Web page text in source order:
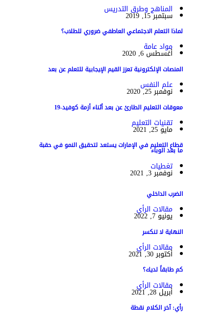
المناهج وطرق التدريس
سبتمبر 15, 2019
لماذا التعلم الاجتماعي العاطفي ضروري للطلاب؟
مواد عامة
أغسطس 6, 2020
المنصات الإلكترونية تعزز القيم الإيجابية للتعلم عن بعد
علم النفس
نوفمبر 25, 2020
معوقات التعليم الطارئ عن بعد أثناء أزمة كوفيد-19
تقنيات التعليم
مايو 25, 2021
قطاع التعليم في الإمارات يستعد لتحقيق النمو في حقبة
ما بعد الوباء
تغطيات
نوفمبر 3, 2021
الضرب الداخلي
مقالات الرأي
يونيو 7, 2022
النهاية لا تنكسر
مقالات الرأي
أكتوبر 30, 2021
كم طابقاً لديك؟
مقالات الرأي
أبريل 28, 2021
رأي: آخر الكلام نقطة